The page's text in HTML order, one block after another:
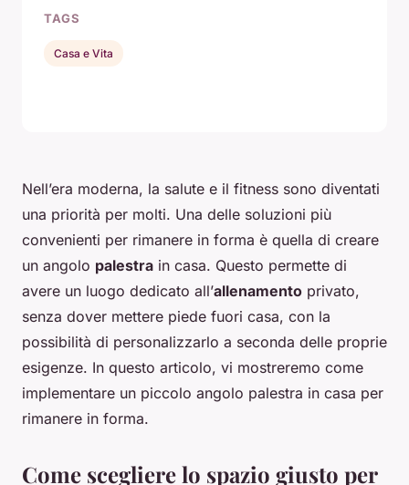
Nell’era moderna, la salute e il fitness sono diventati
una priorità per molti. Una delle soluzioni più
convenienti per rimanere in forma è quella di creare
un angolo palestra in casa. Questo permette di
avere un luogo dedicato all’allenamento privato,
senza dover mettere piede fuori casa, con la
possibilità di personalizzarlo a seconda delle proprie
esigenze. In questo articolo, vi mostreremo come
implementare un piccolo angolo palestra in casa per
rimanere in forma.
Come scegliere lo spazio giusto per
TAGS
Casa e Vita